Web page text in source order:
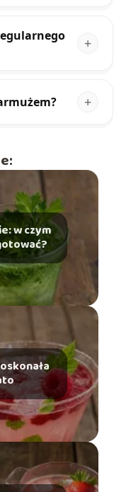
w czym